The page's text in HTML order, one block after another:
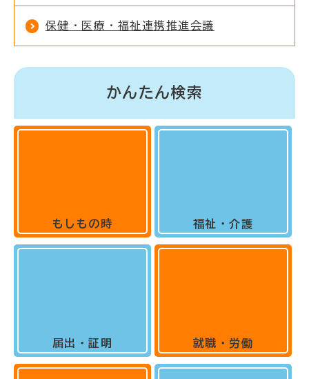
保健・医療・福祉連携推進会議
かんたん検索
もしもの時
届出・証明
福祉・介護
就職・労働